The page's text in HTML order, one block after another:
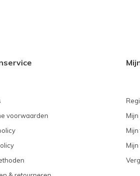
voorwaarden
Mijn